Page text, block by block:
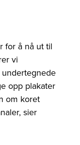
for å nå ut til
vi
opp plakater
om koret
sier